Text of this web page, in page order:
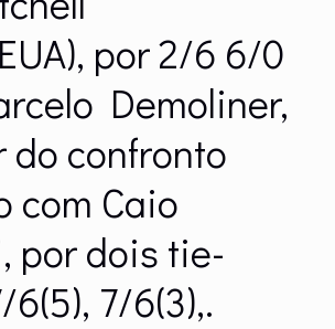
por 2/6 6/0
Demoliner,
do confronto
com Caio
por dois tie-
7/6(3),.